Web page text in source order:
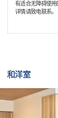
有适合无障碍使用
详情请致电联系。
和洋室